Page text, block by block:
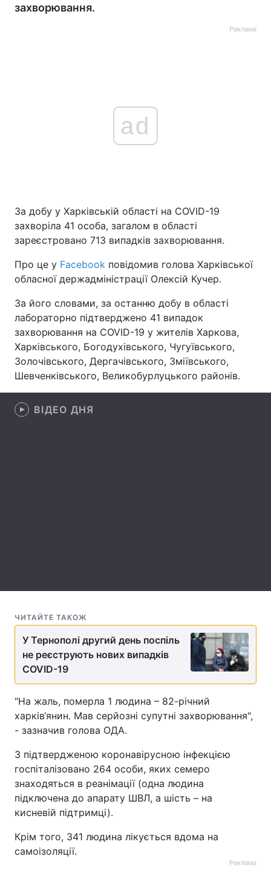
Головна Війна
Україна Політика
Економіка Світ
Техно і зв'язок Лайт
Зброя Інциденти
Здоров'я Туризм
Послуги
Тема оформлення
захворювання.
Реклама
ad
За добу у Харківській області на COVID-19
захворіла 41 особа, загалом в області
зареєстровано 713 випадків захворювання.
Про це у Facebook повідомив голова Харківської
обласної держадміністрації Олексій Кучер.
За його словами, за останню добу в області
лабораторно підтверджено 41 випадок
захворювання на COVID-19 у жителів Харкова,
Харківського, Богодухівського, Чугуївського,
Золочівського, Дергачівського, Зміївського,
Шевченківського, Великобурлуцького районів.
ВІДЕО ДНЯ
ЧИТАЙТЕ ТАКОЖ
У Тернополі другий день поспіль
не реєструють нових випадків
COVID-19
"На жаль, померла 1 людина – 82-річний
харків‘янин. Мав серйозні супутні захворювання",
- зазначив голова ОДА.
З підтвердженою коронавірусною інфекцією
госпіталізовано 264 особи, яких семеро
знаходяться в реанімації (одна людина
підключена до апарату ШВЛ, а шість – на
кисневій підтримці).
Крім того, 341 людина лікується вдома на
самоізоляції.
Реклама